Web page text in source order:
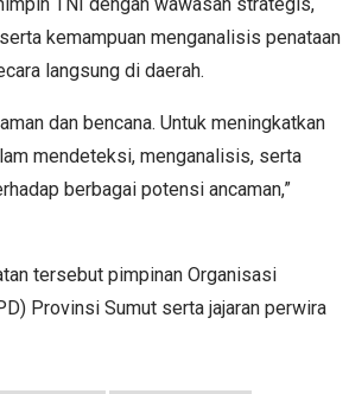
kemampuan menganalisis penataan
langsung di daerah.
dan bencana. Untuk meningkatkan
mendeteksi, menganalisis, serta
berbagai potensi ancaman,”
tersebut pimpinan Organisasi
Provinsi Sumut serta jajaran perwira